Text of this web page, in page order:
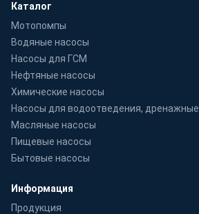
Каталог
Мотопомпы
Водяные насосы
Насосы для ГСМ
Нефтяные насосы
Химические насосы
Насосы для водоотведения, дренажные
Масляные насосы
Пищевые насосы
Бытовые насосы
Информация
Продукция